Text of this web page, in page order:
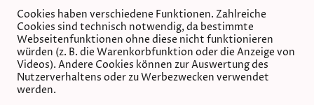
Cookies haben verschiedene Funktionen. Zahlreiche
Cookies sind technisch notwendig, da bestimmte
Webseitenfunktionen ohne diese nicht funktionieren
würden (z. B. die Warenkorbfunktion oder die Anzeige von
Videos). Andere Cookies können zur Auswertung des
Nutzerverhaltens oder zu Werbezwecken verwendet
werden.